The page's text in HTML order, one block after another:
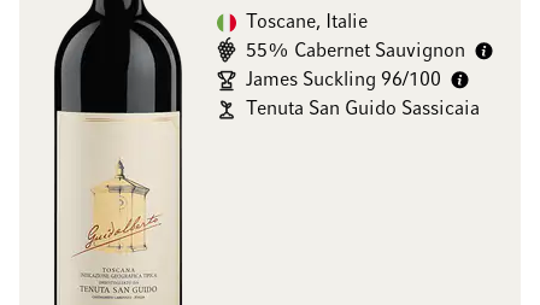
Toscane, Italie
55% Cabernet Sauvignon
James Suckling 96/100
Tenuta San Guido Sassicaia